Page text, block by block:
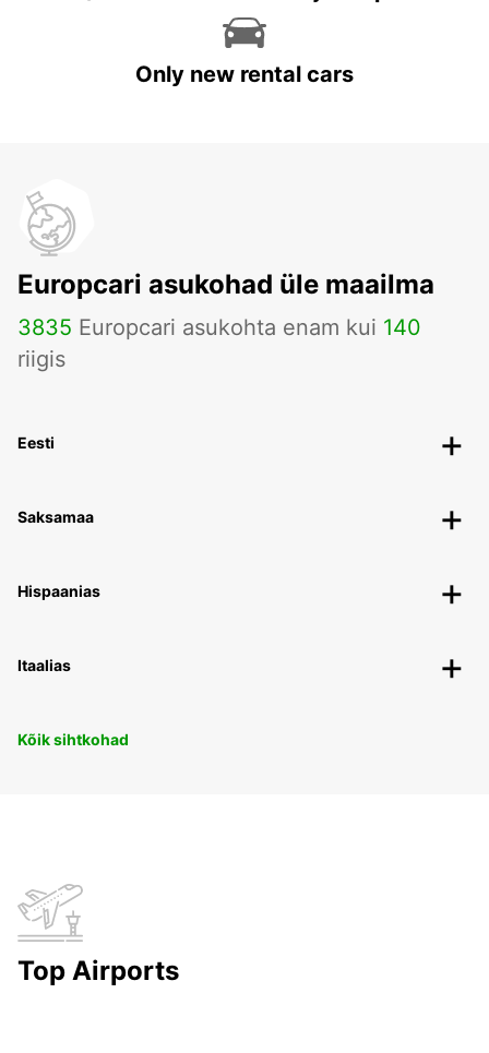
Only new rental cars
Europcari asukohad üle maailma
3835 Europcari asukohta enam kui 140
riigis
Eesti
Saksamaa
Hispaanias
Itaalias
Kõik sihtkohad
Top Airports